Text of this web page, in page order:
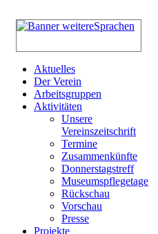
Aktuelles
Der Verein
Arbeitsgruppen
Aktivitäten
Unsere
Vereinszeitschrift
Termine
Zusammenkünfte
Donnerstagstreff
Museumspflegetage
Rückschau
Vorschau
Presse
Projekte